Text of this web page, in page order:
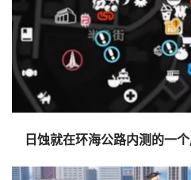
日蚀就在环海公路内测的一